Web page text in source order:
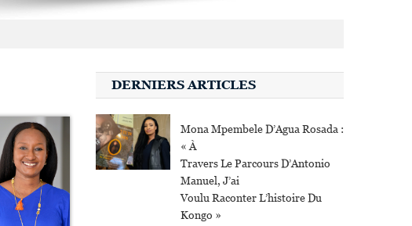
DERNIERS ARTICLES
Mona Mpembele D’Agua Rosada :
« À
Travers Le Parcours D’Antonio
Manuel, J’ai
Voulu Raconter L’histoire Du
Kongo »